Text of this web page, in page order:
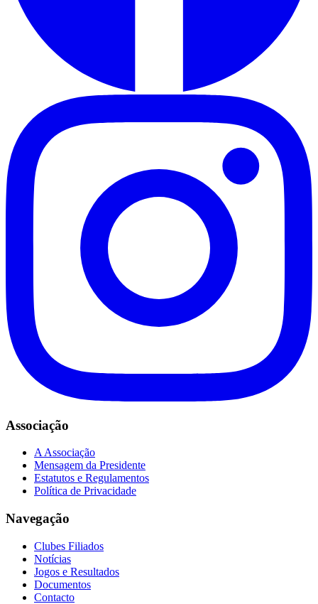
Associação
A Associação
Mensagem da Presidente
Estatutos e Regulamentos
Política de Privacidade
Navegação
Clubes Filiados
Notícias
Jogos e Resultados
Documentos
Contacto